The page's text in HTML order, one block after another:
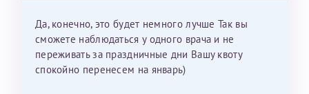
Да, конечно, это будет немного лучше Так вы
сможете наблюдаться у одного врача и не
переживать за праздничные дни Вашу квоту
спокойно перенесем на январь)